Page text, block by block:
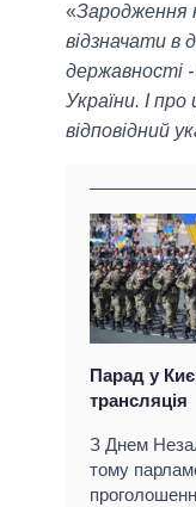
«Зародження
відзначати в
державності
України. І про
відповідний
Парад у
трансляція
З Днем
тому